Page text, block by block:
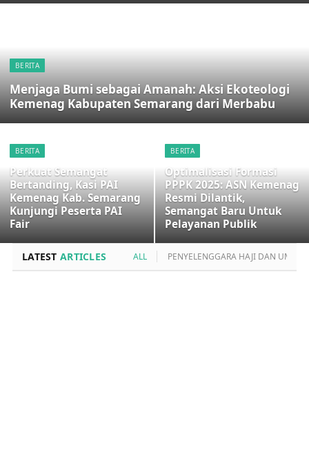
BERITA
Menjaga Bumi sebagai Amanah: Aksi Ekoteologi
Kemenag Kabupaten Semarang dari Merbabu
BERITA
Perkuat Semangat
Bertanding, Kasi PAI
Kemenag Kab. Semarang
Kunjungi Peserta PAI
Fair
BERITA
Optimalisasi Formasi
PPPK 2025: ASN Kemenag
Resmi Dilantik,
Semangat Baru Untuk
Pelayanan Publik
LATEST ARTICLES ALL PENYELENGGARA HAJI DAN UMROH